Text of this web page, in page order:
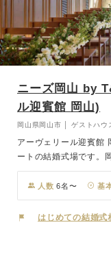
ニーズ岡山 by
ル迎賓館 岡山)
岡山県岡山市 │ ゲストハウ
アーヴェリール迎賓館
ートの結婚式場です。
をスムーズにお迎えで
ウスでは、まるで邸宅
れるガーデンや開放感
温かな雰囲気の中、感
人数 6名〜 基
はじめての結婚式